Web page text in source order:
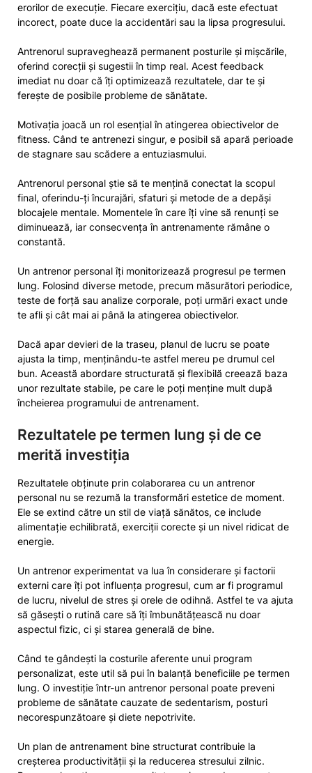
erorilor de execuție. Fiecare exercițiu, dacă este efectuat
incorect, poate duce la accidentări sau la lipsa progresului.
Antrenorul supraveghează permanent posturile și mișcările,
oferind corecții și sugestii în timp real. Acest feedback
imediat nu doar că îți optimizează rezultatele, dar te și
ferește de posibile probleme de sănătate.
Motivația joacă un rol esențial în atingerea obiectivelor de
fitness. Când te antrenezi singur, e posibil să apară perioade
de stagnare sau scădere a entuziasmului.
Antrenorul personal știe să te mențină conectat la scopul
final, oferindu-ți încurajări, sfaturi și metode de a depăși
blocajele mentale. Momentele în care îți vine să renunți se
diminuează, iar consecvența în antrenamente rămâne o
constantă.
Un antrenor personal îți monitorizează progresul pe termen
lung. Folosind diverse metode, precum măsurători periodice,
teste de forță sau analize corporale, poți urmări exact unde
te afli și cât mai ai până la atingerea obiectivelor.
Dacă apar devieri de la traseu, planul de lucru se poate
ajusta la timp, menținându-te astfel mereu pe drumul cel
bun. Această abordare structurată și flexibilă creează baza
unor rezultate stabile, pe care le poți menține mult după
încheierea programului de antrenament.
Rezultatele pe termen lung și de ce
merită investiția
Rezultatele obținute prin colaborarea cu un antrenor
personal nu se rezumă la transformări estetice de moment.
Ele se extind către un stil de viață sănătos, ce include
alimentație echilibrată, exerciții corecte și un nivel ridicat de
energie.
Un antrenor experimentat va lua în considerare și factorii
externi care îți pot influența progresul, cum ar fi programul
de lucru, nivelul de stres și orele de odihnă. Astfel te va ajuta
să găsești o rutină care să îți îmbunătățească nu doar
aspectul fizic, ci și starea generală de bine.
Când te gândești la costurile aferente unui program
personalizat, este util să pui în balanță beneficiile pe termen
lung. O investiție într-un antrenor personal poate preveni
probleme de sănătate cauzate de sedentarism, posturi
necorespunzătoare și diete nepotrivite.
Un plan de antrenament bine structurat contribuie la
creșterea productivității și la reducerea stresului zilnic.